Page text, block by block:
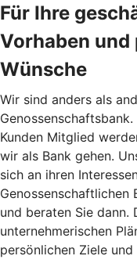
Für Ihre
Vorhaben
Wünsche
Wir sind anders als
Kunden Mitglied
wir als Bank gehen.
sich an ihren
Genossenschaftlichen
und beraten Sie dann.
unternehmerischen
persönlichen Ziele